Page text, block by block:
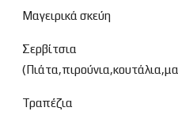
Μαγειρικά σκεύη
Σερβίτσια
Τραπέζια